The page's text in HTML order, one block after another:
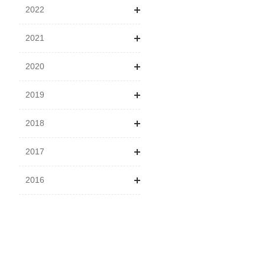
4月
5月
7月
4月
5月
6月
7月
8月
9月
10月
2月
3月
4月
5月
6月
8月
10月
1月
4月
5月
6月
7月
9月
11月
2022
1月
2月
3月
4月
5月
6月
2021
1月
2月
3月
4月
5月
2020
1月
2月
3月
4月
2019
1月
2月
3月
2018
1月
2月
2017
1月
2016